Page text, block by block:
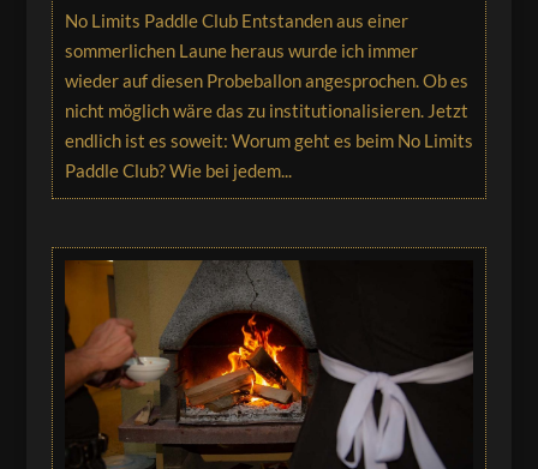
No Limits Paddle Club Entstanden aus einer
sommerlichen Laune heraus wurde ich immer
wieder auf diesen Probeballon angesprochen. Ob es
nicht möglich wäre das zu institutionalisieren. Jetzt
endlich ist es soweit: Worum geht es beim No Limits
Paddle Club? Wie bei jedem...